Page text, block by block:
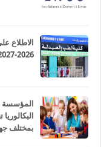
الاطلاع
2026-2027
بمختلف